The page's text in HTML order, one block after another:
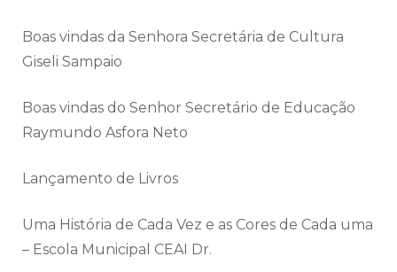
Boas vindas da Senhora Secretária de Cultura
Giseli Sampaio
Boas vindas do Senhor Secretário de Educação
Raymundo Asfora Neto
Lançamento de Livros
Uma História de Cada Vez e as Cores de Cada uma
– Escola Municipal CEAI Dr.